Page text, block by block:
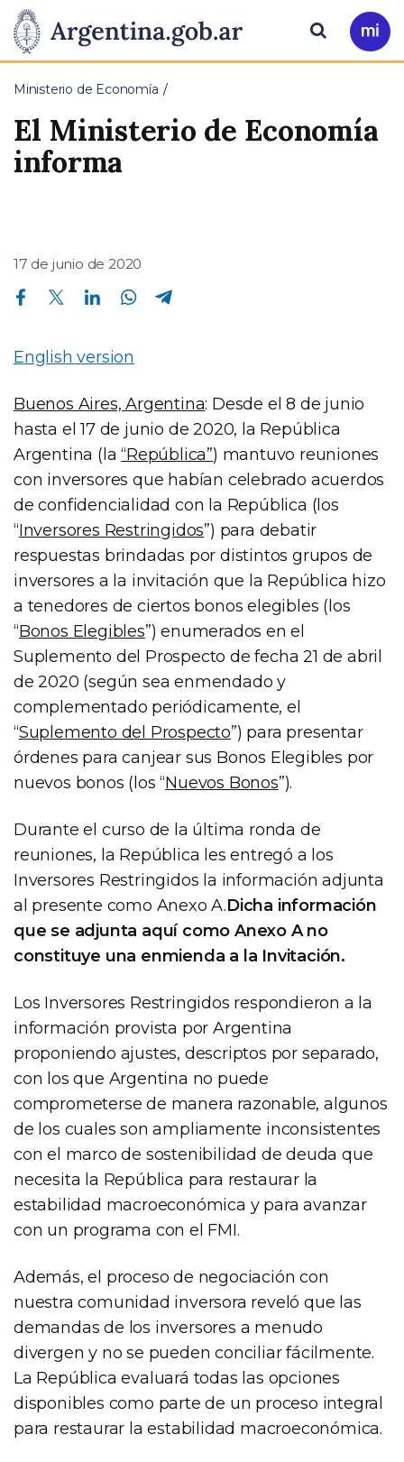
Presidencia
de
la
Nación
Pasar al contenido principal
Ir
a
Buscar
Ministerio de Economía
El Ministerio de Economía
informa
17 de junio de 2020
Compartir en Facebook Compartir en Twitter Compartir en Linkedin Compartir en Whatsapp
English version
Buenos Aires, Argentina: Desde el 8 de junio
hasta el 17 de junio de 2020, la República
Argentina (la“República”) mantuvo reuniones
con inversores que habían celebrado acuerdos
de confidencialidad con la República (los
“Inversores Restringidos”) para debatir
respuestas brindadas por distintos grupos de
inversores a la invitación que la República hizo
a tenedores de ciertos bonos elegibles (los
“Bonos Elegibles”) enumerados en el
Suplemento del Prospecto de fecha 21 de abril
de 2020 (según sea enmendado y
complementado periódicamente, el
“Suplemento del Prospecto”) para presentar
órdenes para canjear sus Bonos Elegibles por
nuevos bonos (los “Nuevos Bonos”).
Durante el curso de la última ronda de
reuniones, la República les entregó a los
Inversores Restringidos la información adjunta
al presente como Anexo A.Dicha información
que se adjunta aquí como Anexo A no
constituye una enmienda a la Invitación.
Los Inversores Restringidos respondieron a la
información provista por Argentina
proponiendo ajustes, descriptos por separado,
con los que Argentina no puede
comprometerse de manera razonable, algunos
de los cuales son ampliamente inconsistentes
con el marco de sostenibilidad de deuda que
necesita la República para restaurar la
estabilidad macroeconómica y para avanzar
con un programa con el FMI.
Además, el proceso de negociación con
nuestra comunidad inversora reveló que las
demandas de los inversores a menudo
divergen y no se pueden conciliar fácilmente.
La República evaluará todas las opciones
disponibles como parte de un proceso integral
para restaurar la estabilidad macroeconómica.